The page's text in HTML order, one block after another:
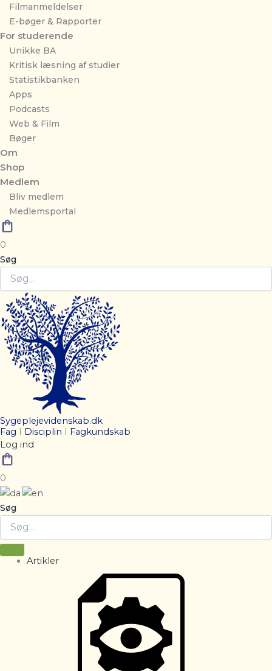
Filmanmeldelser
E-bøger & Rapporter
For studerende
Unikke BA
Kritisk læsning af studier
Statistikbanken
Apps
Podcasts
Web & Film
Bøger
Om
Shop
Medlem
Bliv medlem
Medlemsportal
0
Søg
Sygeplejevidenskab.dk
Fag I Disciplin I Fagkundskab
Log ind
0
Søg
Artikler